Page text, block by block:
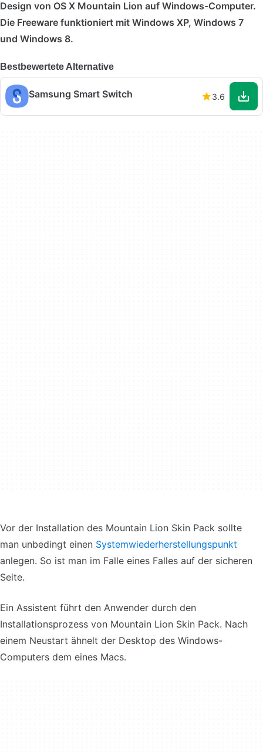
Design von OS X Mountain Lion auf Windows-Computer.
Die Freeware funktioniert mit Windows XP, Windows 7
und Windows 8.
Bestbewertete Alternative
Samsung Smart Switch 3.6
Vor der Installation des Mountain Lion Skin Pack sollte
man unbedingt einen Systemwiederherstellungspunkt
anlegen. So ist man im Falle eines Falles auf der sicheren
Seite.
Ein Assistent führt den Anwender durch den
Installationsprozess von Mountain Lion Skin Pack. Nach
einem Neustart ähnelt der Desktop des Windows-
Computers dem eines Macs.